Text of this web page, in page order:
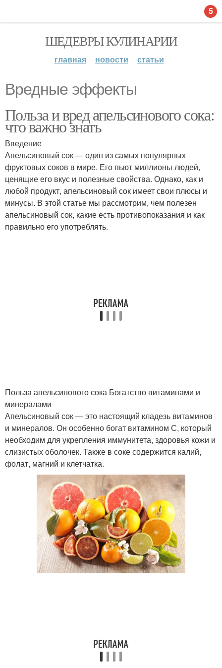
ШЕДЕВРЫ КУЛИНАРИИ
главная новости статьи
Вредные эффекты
Польза и вред апельсинового сока:
что важно знать
Введение
Апельсиновый сок — один из самых популярных
фруктовых соков в мире. Его пьют миллионы людей,
ценящие его вкус и полезные свойства. Однако, как и
любой продукт, апельсиновый сок имеет свои плюсы и
минусы. В этой статье мы рассмотрим, чем полезен
апельсиновый сок, какие есть противопоказания и как
правильно его употреблять.
Польза апельсинового сока Богатство витаминами и
минералами
Апельсиновый сок — это настоящий кладезь витаминов
и минералов. Он особенно богат витамином С, который
необходим для укрепления иммунитета, здоровья кожи и
слизистых оболочек. Также в соке содержится калий,
фолат, магний и клетчатка.
5